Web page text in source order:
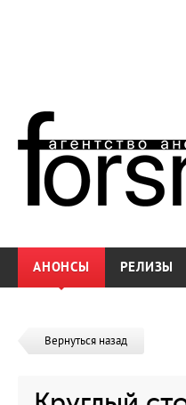
АНОНСЫ РЕЛИЗЫ
Вернуться назад